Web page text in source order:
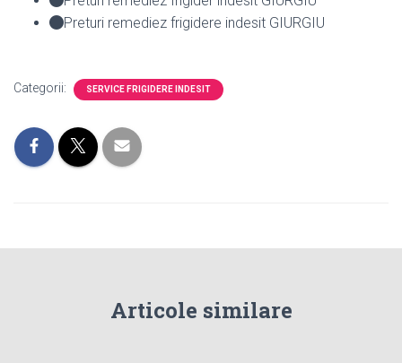
Preturi remediez frigidere indesit GIURGIU
Categorii: SERVICE FRIGIDERE INDESIT
Articole similare